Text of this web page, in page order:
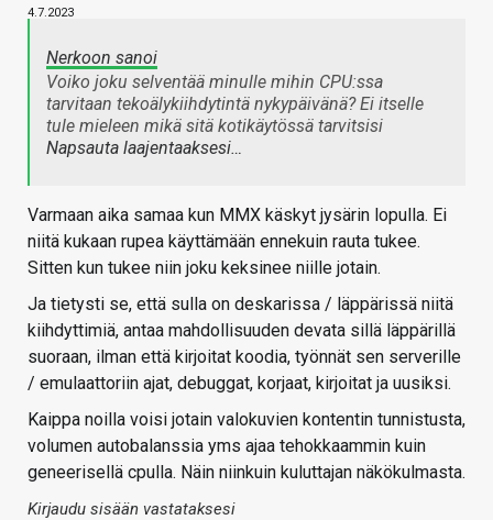
4.7.2023
Nerkoon sanoi
Voiko joku selventää minulle mihin CPU:ssa
tarvitaan tekoälykiihdytintä nykypäivänä? Ei itselle
tule mieleen mikä sitä kotikäytössä tarvitsisi
Napsauta laajentaaksesi…
Varmaan aika samaa kun MMX käskyt jysärin lopulla. Ei
niitä kukaan rupea käyttämään ennekuin rauta tukee.
Sitten kun tukee niin joku keksinee niille jotain.
Ja tietysti se, että sulla on deskarissa / läppärissä niitä
kiihdyttimiä, antaa mahdollisuuden devata sillä läppärillä
suoraan, ilman että kirjoitat koodia, työnnät sen serverille
/ emulaattoriin ajat, debuggat, korjaat, kirjoitat ja uusiksi.
Kaippa noilla voisi jotain valokuvien kontentin tunnistusta,
volumen autobalanssia yms ajaa tehokkaammin kuin
geneerisellä cpulla. Näin niinkuin kuluttajan näkökulmasta.
Kirjaudu sisään vastataksesi